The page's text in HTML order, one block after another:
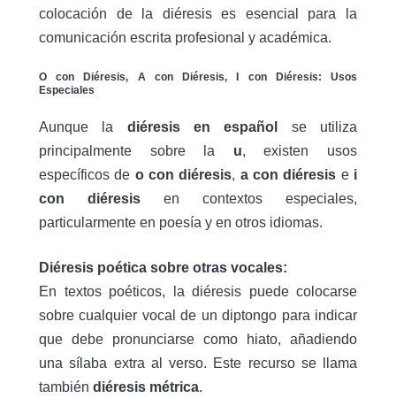
colocación de la diéresis es esencial para la
comunicación escrita profesional y académica.
O con Diéresis, A con Diéresis, I con Diéresis: Usos
Especiales
Aunque la diéresis en español
se utiliza
principalmente sobre la u, existen usos
específicos de o con diéresis, a con diéresis e i
con diéresis en contextos especiales,
particularmente en poesía y en otros idiomas.
Diéresis poética sobre otras vocales:
En textos poéticos, la diéresis puede colocarse
sobre cualquier vocal de un diptongo para indicar
que debe pronunciarse como hiato, añadiendo
una sílaba extra al verso. Este recurso se llama
también diéresis métrica.